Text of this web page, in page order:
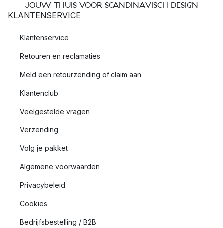
JOUW THUIS VOOR SCANDINAVISCH DESIGN
KLANTENSERVICE
Klantenservice
Retouren en reclamaties
Meld een retourzending of claim aan
Klantenclub
Veelgestelde vragen
Verzending
Volg je pakket
Algemene voorwaarden
Privacybeleid
Cookies
Bedrijfsbestelling / B2B